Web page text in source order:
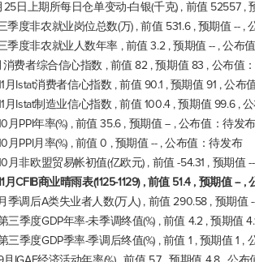
25日上期所每日仓单变动-白银(千克) , 前值 52557 ,
季度非农就业岗位总数(万) , 前值 531.6 , 预期值 -- ,
季度非农就业人数年率 , 前值 3.2 , 预期值 -- , 公布
消费者综合信心指数 , 前值 82 , 预期值 83 , 公布值
月Istat消费者信心指数 , 前值 90.1 , 预期值 91 , 公布
月Istat制造业信心指数 , 前值 100.4 , 预期值 99.6 ,
月PPI年率(%) , 前值 35.6 , 预期值 -- , 公布值：待发布
月PPI月率(%) , 前值 0 , 预期值 -- , 公布值：待发布
月非欧盟贸易帐初值(亿欧元) , 前值 -54.31 , 预期值
月CFIB商业晴雨表(1125-1129) , 前值 51.4 , 预期值 --
季调后A类失业者人数(万人) , 前值 290.58 , 预期值
三季度GDP年率-未季调终值(%) , 前值 4.2 , 预期值
三季度GDP季率-季调后终值(%) , 前值 1 , 预期值 1 ,